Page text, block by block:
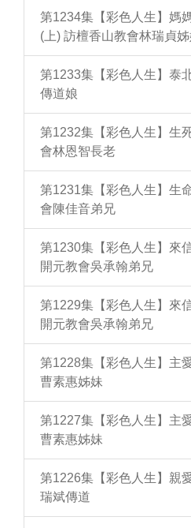
第1234集【彩色人生】媽
(上) 訪檀香山教會林瑞貞
第1233集【彩色人生】泰
傳道娘
第1232集【彩色人生】生
會林恩智長老
第1231集【彩色人生】生
會陳佳音弟兄
第1230集【彩色人生】來
開元教會吳承翰弟兄
第1229集【彩色人生】來
開元教會吳承翰弟兄
第1228集【彩色人生】主
曹素惠姊妹
第1227集【彩色人生】主
曹素惠姊妹
第1226集【彩色人生】親
瑞斌傳道